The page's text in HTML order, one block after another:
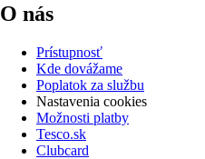
O nás
Prístupnosť
Kde dovážame
Poplatok za službu
Nastavenia cookies
Možnosti platby
Tesco.sk
Clubcard